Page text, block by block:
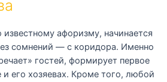
известному афоризму, начинается
сомнений — с коридора. Именно
гостей, формирует первое
и его хозяевах. Кроме того, любой